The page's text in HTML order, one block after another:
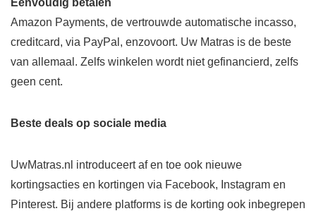
Eenvoudig betalen
Amazon Payments, de vertrouwde automatische incasso,
creditcard, via PayPal, enzovoort. Uw Matras is de beste
van allemaal. Zelfs winkelen wordt niet gefinancierd, zelfs
geen cent.
Beste deals op sociale media
UwMatras.nl introduceert af en toe ook nieuwe
kortingsacties en kortingen via Facebook, Instagram en
Pinterest. Bij andere platforms is de korting ook inbegrepen